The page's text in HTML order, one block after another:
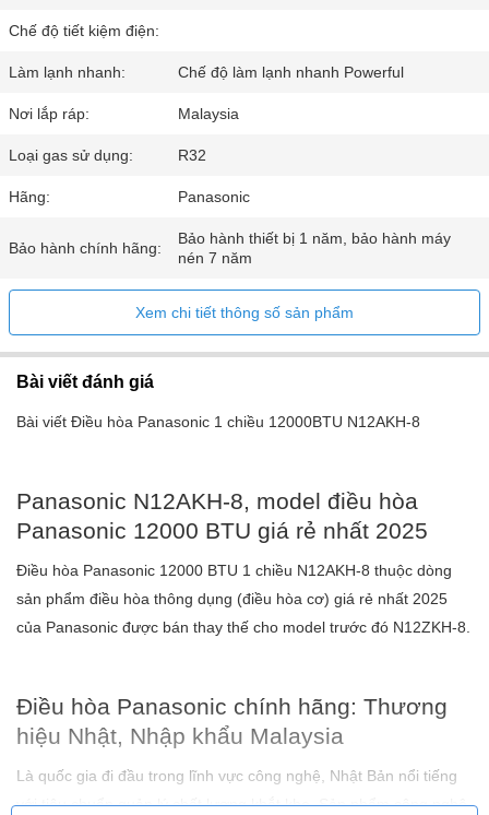
Chế độ tiết kiệm điện:
Làm lạnh nhanh: Chế độ làm lạnh nhanh Powerful
Nơi lắp ráp: Malaysia
Loại gas sử dụng: R32
Hãng: Panasonic
Bảo hành chính hãng:
Bảo hành thiết bị 1 năm, bảo hành máy
nén 7 năm
Xem chi tiết thông số sản phẩm
Bài viết đánh giá
Bài viết Điều hòa Panasonic 1 chiều 12000BTU N12AKH-8
Panasonic N12AKH-8, model điều hòa
Panasonic 12000 BTU giá rẻ nhất 2025
Điều hòa Panasonic 12000 BTU 1 chiều N12AKH-8 thuộc dòng
sản phẩm điều hòa thông dụng (điều hòa cơ) giá rẻ nhất 2025
của Panasonic được bán thay thế cho model trước đó N12ZKH-8.
Điều hòa Panasonic chính hãng: Thương
hiệu Nhật, Nhập khẩu Malaysia
Là quốc gia đi đầu trong lĩnh vực công nghệ, Nhật Bản nổi tiếng
với tiêu chuẩn quản lý chất lượng khắt khe. Sản phẩm công nghệ